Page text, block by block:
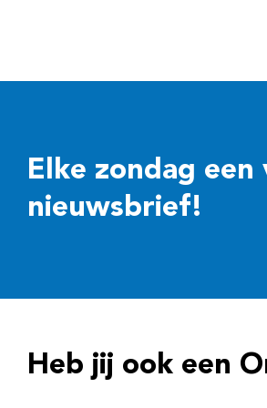
Elke zondag
nieuwsbrief!
Heb jij ook een